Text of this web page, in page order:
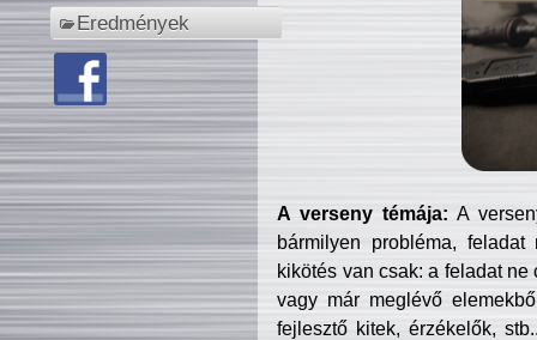
Eredmények
A verseny témája: A
bármilyen probléma, feladat
kikötés van csak: a feladat
vagy már meglévő
fejlesztő kitek, érzékelők,